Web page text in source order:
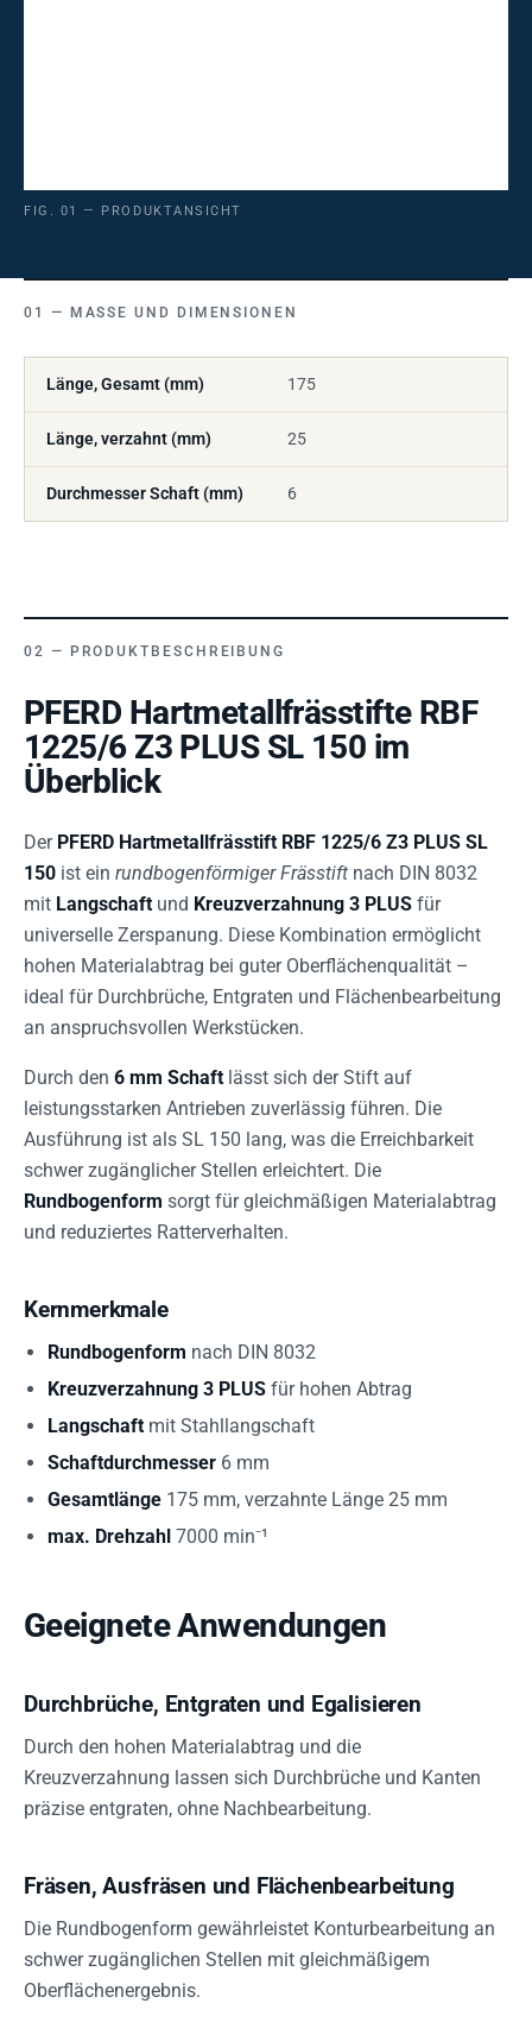
FIG. 01 — PRODUKTANSICHT
MASSE UND DIMENSIONEN
Länge, Gesamt (mm) 175
Länge, verzahnt (mm) 25
Durchmesser Schaft (mm) 6
PRODUKTBESCHREIBUNG
PFERD Hartmetallfrässtifte RBF
1225/6 Z3 PLUS SL 150 im
Überblick
Der PFERD Hartmetallfrässtift RBF 1225/6 Z3 PLUS SL
150 ist ein rundbogenförmiger Frässtift nach DIN 8032
mit Langschaft und Kreuzverzahnung 3 PLUS für
universelle Zerspanung. Diese Kombination ermöglicht
hohen Materialabtrag bei guter Oberflächenqualität –
ideal für Durchbrüche, Entgraten und Flächenbearbeitung
an anspruchsvollen Werkstücken.
Durch den 6 mm Schaft lässt sich der Stift auf
leistungsstarken Antrieben zuverlässig führen. Die
Ausführung ist als SL 150 lang, was die Erreichbarkeit
schwer zugänglicher Stellen erleichtert. Die
Rundbogenform sorgt für gleichmäßigen Materialabtrag
und reduziertes Ratterverhalten.
Kernmerkmale
Rundbogenform nach DIN 8032
Kreuzverzahnung 3 PLUS für hohen Abtrag
Langschaft mit Stahllangschaft
Schaftdurchmesser 6 mm
Gesamtlänge 175 mm, verzahnte Länge 25 mm
max. Drehzahl 7000 min⁻¹
Geeignete Anwendungen
Durchbrüche, Entgraten und Egalisieren
Durch den hohen Materialabtrag und die
Kreuzverzahnung lassen sich Durchbrüche und Kanten
präzise entgraten, ohne Nachbearbeitung.
Fräsen, Ausfräsen und Flächenbearbeitung
Die Rundbogenform gewährleistet Konturbearbeitung an
schwer zugänglichen Stellen mit gleichmäßigem
Oberflächenergebnis.